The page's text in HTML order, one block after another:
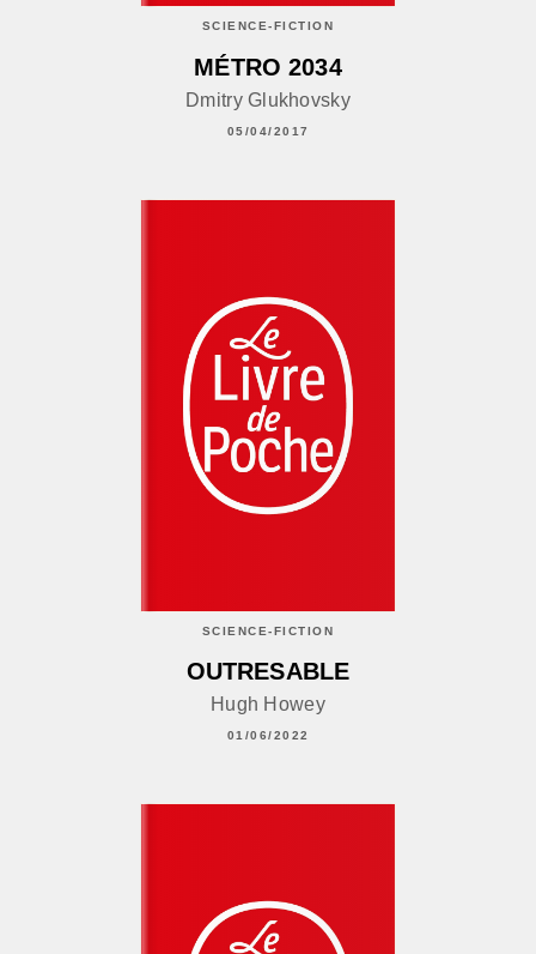
SCIENCE-FICTION
MÉTRO 2034
Dmitry Glukhovsky
05/04/2017
SCIENCE-FICTION
OUTRESABLE
Hugh Howey
01/06/2022